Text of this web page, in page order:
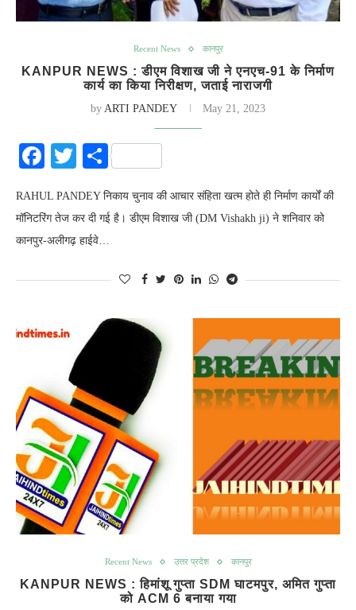
Recent News कानपुर
KANPUR NEWS : डीएम विशाख जी ने एनएच-91 के निर्माण
कार्य का किया निरीक्षण, जताई नाराजगी
by ARTI PANDEY May 21, 2023
Facebook
Twitter
Share
RAHUL PANDEY निकाय चुनाव की आचार संहिता खत्म होते ही निर्माण कार्यों की
मॉनिटरिंग तेज कर दी गई है। डीएम विशाख जी (DM Vishakh ji) ने शनिवार को
कानपुर-अलीगढ़ हाईवे…
Recent News उत्तर प्रदेश कानपुर
KANPUR NEWS : हिमांशू गुप्ता SDM घाटमपुर, अमित गुप्ता
को ACM 6 बनाया गया